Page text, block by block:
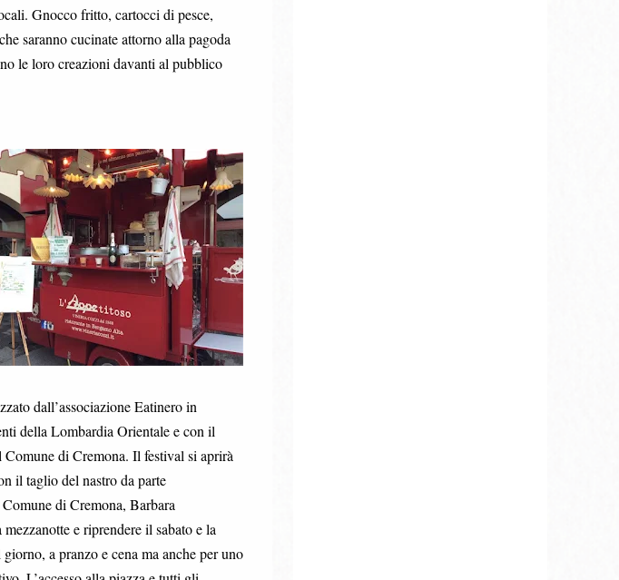
Gnocco fritto, cartocci di pesce,
saranno cucinate attorno alla pagoda
le loro creazioni davanti al pubblico
dall’associazione Eatinero in
della Lombardia Orientale e con il
di Cremona. Il festival si aprirà
il taglio del nastro da parte
di Cremona, Barbara
e riprendere il sabato e la
a pranzo e cena ma anche per uno